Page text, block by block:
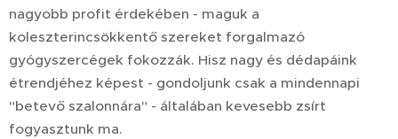
nagyobb profit érdekében - maguk a
koleszterincsökkentő szereket forgalmazó
gyógyszercégek fokozzák. Hisz nagy és dédapáink
étrendjéhez képest - gondoljunk csak a mindennapi
"betevő szalonnára" - általában kevesebb zsírt
fogyasztunk ma.